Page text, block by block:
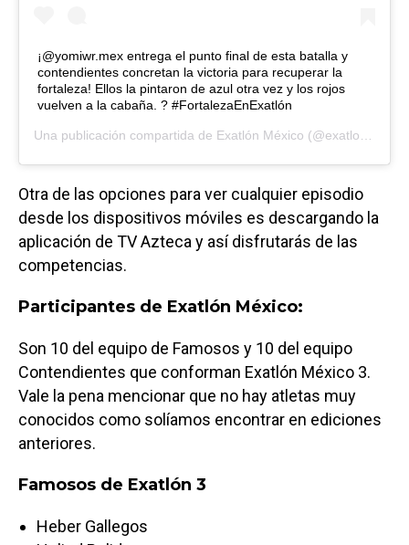
¡@yomiwr.mex entrega el punto final de esta batalla y
contendientes concretan la victoria para recuperar la
fortaleza! Ellos la pintaron de azul otra vez y los rojos
vuelven a la cabaña. ? #FortalezaEnExatlón
Una publicación compartida de Exatlón México (@exatlonmx) el
Otra de las opciones para ver cualquier episodio
desde los dispositivos móviles es descargando la
aplicación de TV Azteca y así disfrutarás de las
competencias.
Participantes de Exatlón México:
Son 10 del equipo de Famosos y 10 del equipo
Contendientes que conforman Exatlón México 3.
Vale la pena mencionar que no hay atletas muy
conocidos como solíamos encontrar en ediciones
anteriores.
Famosos de Exatlón 3
Heber Gallegos